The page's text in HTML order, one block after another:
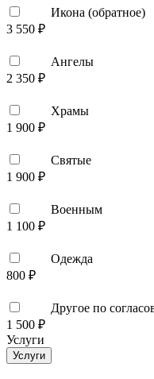
Икона (обратное)
3 550 ₽
Ангелы
2 350 ₽
Храмы
1 900 ₽
Святые
1 900 ₽
Военным
1 100 ₽
Одежда
800 ₽
Другое по
1 500 ₽
Услуги
Услуги